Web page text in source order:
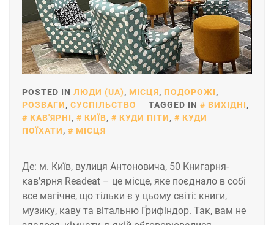
POSTED IN ЛЮДИ (UA), МІСЦЯ, ПОДОРОЖІ,
РОЗВАГИ, СУСПІЛЬСТВО TAGGED IN ВИХІДНІ,
КАВ'ЯРНІ, КИЇВ, КУДИ ПІТИ,
КУДИ
ПОЇХАТИ, МІСЦЯ
Де: м. Київ, вулиця Антоновича, 50 Книгарня-
кав’ярня Readeat – це місце, яке поєднало в собі
все магічне, що тільки є у цьому світі: книги,
музику, каву та вітальню Ґрифіндор. Так, вам не